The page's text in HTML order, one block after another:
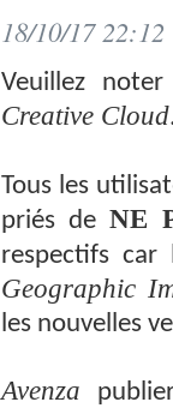
18/10/17
Veuillez
Creative Cloud
Tous les
priés de NE
respectifs
Geographic
les nouvelles
Avenza